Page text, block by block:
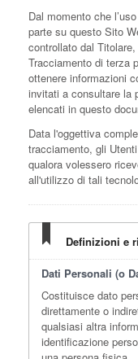
Dal momento che
parte su questo Sito
controllato dal
Tracciamento di terza
ottenere informazioni
invitati a consultare la
elencati in questo
Data l'oggettiva
tracciamento, gli
qualora volessero
all'utilizzo di tali
Definizioni e
Dati Personali (o
Costituisce dato
direttamente o
qualsiasi altra
identificazione